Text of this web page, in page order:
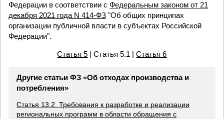
Федерации в соответствии с Федеральным законом от 21
декабря 2021 года N 414-ФЗ "Об общих принципах
организации публичной власти в субъектах Российской
Федерации".
Статья 5 | Статья 5.1 |Статья 6
Другие статьи ФЗ «Об отходах производства и
потребления»
Статья 13.2. Требования к разработке и реализации
региональных программ в области обращения с